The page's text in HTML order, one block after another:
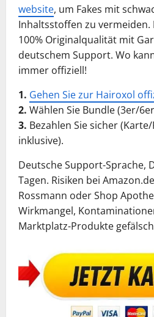
website, um Fakes mit
Inhaltsstoffen zu vermeiden.
100% Originalqualität mit
deutschem Support. Wo
immer offiziell!
1. Gehen Sie zur Hairoxol
2. Wählen Sie Bundle (3er/
3. Bezahlen Sie sicher (Karte/
inklusive).
Deutsche Support-Sprache,
Tagen. Risiken bei
Rossmann oder Shop
Wirkmangel,
Marktplatz-Produkte